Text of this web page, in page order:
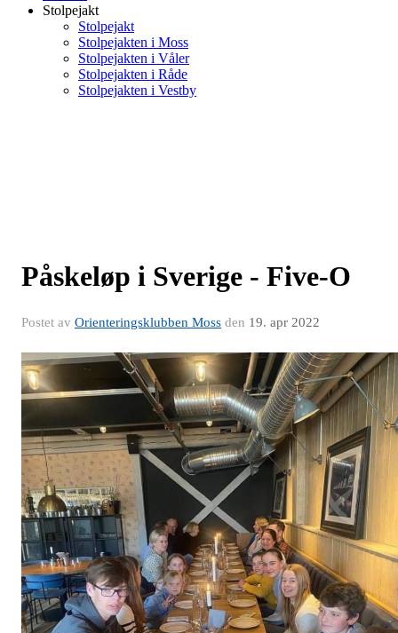
Stolpejakt
Stolpejakt
Stolpejakten i Moss
Stolpejakten i Våler
Stolpejakten i Råde
Stolpejakten i Vestby
Påskeløp i Sverige - Five-O
Postet av Orienteringsklubben Moss den 19. apr 2022